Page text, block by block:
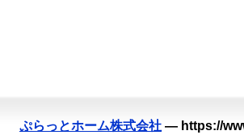
ぷらっとホーム株式会社 — https://